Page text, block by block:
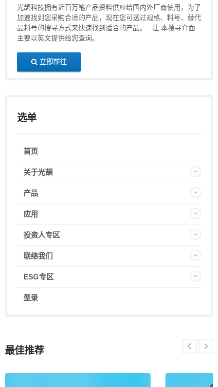
光頡科技拥有近百万笔产品资料供应给国内外厂商使用，为了
加速找到您采购合适的产品，现在您可透过规格、料号、替代
品料号的搜寻方式来快速找到适合的产品。 注:本搜寻介面
主要以英文提供给您查询。
立即前往
选单
首页
关于光頡
产品
应用
投资人专区
联络我们
ESG专区
型录
最佳推荐